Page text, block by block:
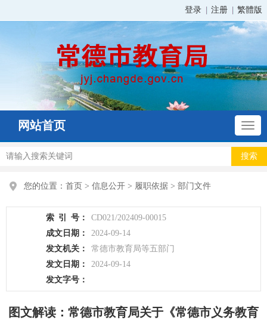
登录 注册 繁體版
网站首页
您的位置： 首页 > 信息公开 > 履职依据 > 部门文件
索 引 号：
CD021/202409-00015
成文日期：
2024-09-14
发文机关：
常德市教育局等五部门
发文日期：
2024-09-14
发文字号：
图文解读：常德市教育局关于《常德市义务教育